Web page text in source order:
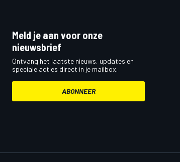
Meld je aan voor onze
nieuwsbrief
Ontvang het laatste nieuws, updates en
speciale acties direct in je mailbox.
ABONNEER